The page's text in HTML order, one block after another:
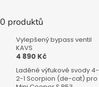
produktů
Vylepšený bypass ventil
KAVS
4 890 Kč
Laděné výfukové svody 4-
2-1 Scorpion (de-cat) pro